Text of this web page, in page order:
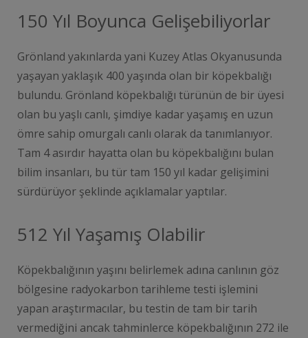
150 Yıl Boyunca Gelişebiliyorlar
Grönland yakınlarda yani Kuzey Atlas Okyanusunda
yaşayan yaklaşık 400 yaşında olan bir köpekbalığı
bulundu. Grönland köpekbalığı türünün de bir üyesi
olan bu yaşlı canlı, şimdiye kadar yaşamış en uzun
ömre sahip omurgalı canlı olarak da tanımlanıyor.
Tam 4 asırdır hayatta olan bu köpekbalığını bulan
bilim insanları, bu tür tam 150 yıl kadar gelişimini
sürdürüyor şeklinde açıklamalar yaptılar.
512 Yıl Yaşamış Olabilir
Köpekbalığının yaşını belirlemek adına canlının göz
bölgesine radyokarbon tarihleme testi işlemini
yapan araştırmacılar, bu testin de tam bir tarih
vermediğini ancak tahminlerce köpekbalığının 272 ile